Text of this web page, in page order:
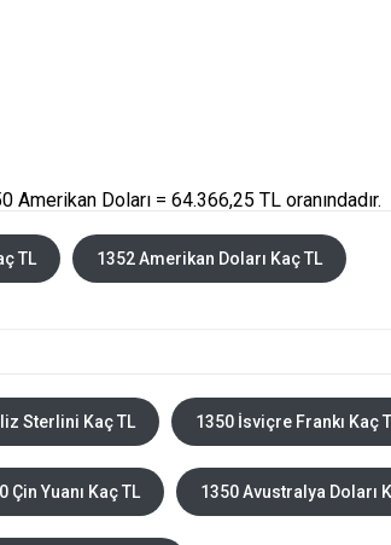
Doları = 64.366,25 TL oranındadır.
TL 1352 Amerikan Doları Kaç TL
Sterlini Kaç TL 1350 İsviçre Frankı Kaç
Çin Yuanı Kaç TL 1350 Avustralya Doları